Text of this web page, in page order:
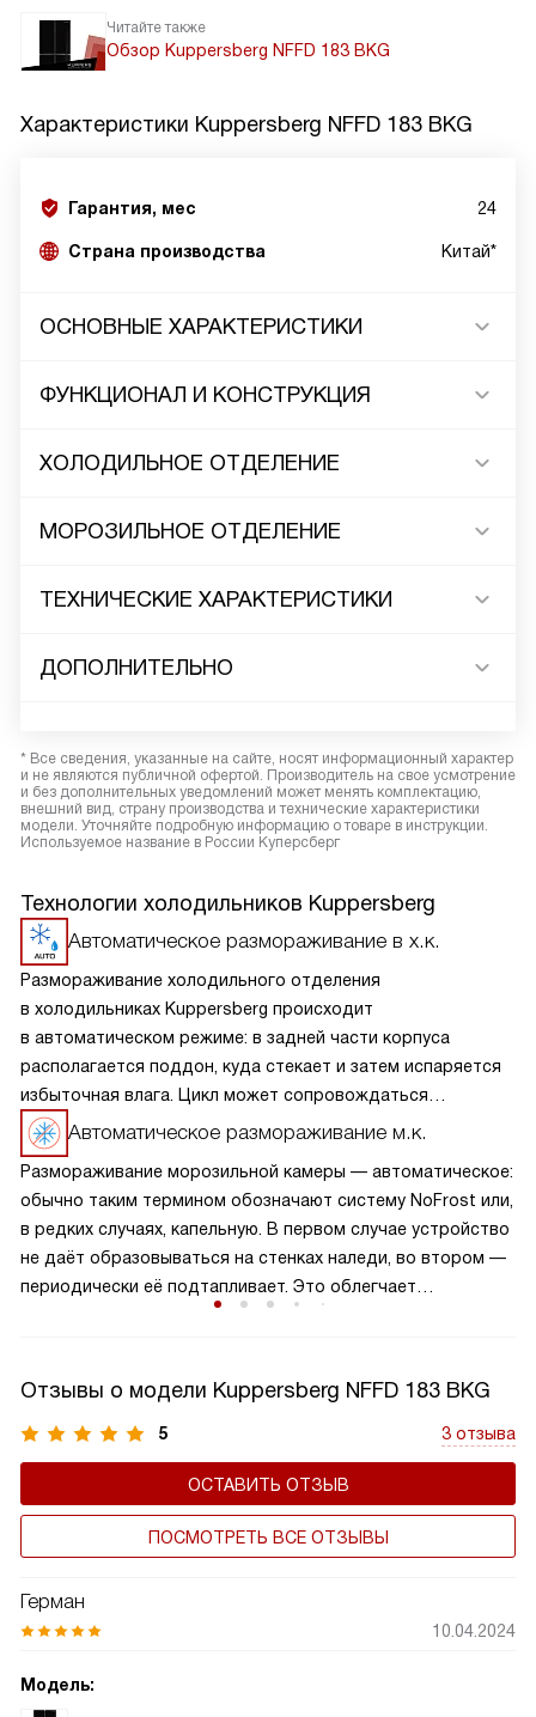
Читайте также
Обзор Kuppersberg NFFD 183 BKG
Характеристики Kuppersberg NFFD 183 BKG
Гарантия, мес 24
Страна производства Китай*
ОСНОВНЫЕ ХАРАКТЕРИСТИКИ
ФУНКЦИОНАЛ И КОНСТРУКЦИЯ
ХОЛОДИЛЬНОЕ ОТДЕЛЕНИЕ
МОРОЗИЛЬНОЕ ОТДЕЛЕНИЕ
ТЕХНИЧЕСКИЕ ХАРАКТЕРИСТИКИ
ДОПОЛНИТЕЛЬНО
* Все сведения, указанные на сайте, носят информационный характер
и не являются публичной офертой. Производитель на свое усмотрение
и без дополнительных уведомлений может менять комплектацию,
внешний вид, страну производства и технические характеристики
модели. Уточняйте подробную информацию о товаре в инструкции.
Используемое название в России Куперсберг
Технологии холодильников Kuppersberg
Автоматическое размораживание в х.к.
Размораживание холодильного отделения
в холодильниках Kuppersberg происходит
в автоматическом режиме: в задней части корпуса
располагается поддон, куда стекает и затем испаряется
избыточная влага. Цикл может сопровождаться
небольшим шумом. Процесс не требует участия человека,
более того, применение дополнительных средств
категорически не рекомендуется.
Автоматическое размораживание м.к.
Размораживание морозильной камеры — автоматическое:
обычно таким термином обозначают систему NoFrost или,
в редких случаях, капельную. В первом случае устройство
не даёт образовываться на стенках наледи, во втором —
периодически её подтапливает. Это облегчает
Отзывы о модели Kuppersberg NFFD 183 BKG
5 3 отзыва
ОСТАВИТЬ ОТЗЫВ
ПОСМОТРЕТЬ ВСЕ ОТЗЫВЫ
Герман
10.04.2024
Модель: